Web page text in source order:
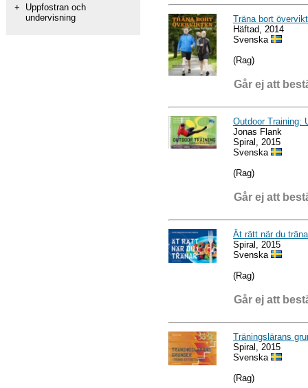
+
Uppfostran och
undervisning
Träna bort
Häftad, 2014
Svenska
(Rag)
Går ej att
Outdoor Training:
Jonas Flank
Spiral, 2015
Svenska
(Rag)
Går ej att
Ät rätt när du
Spiral, 2015
Svenska
(Rag)
Går ej att
Träningslärans
Spiral, 2015
Svenska
(Rag)